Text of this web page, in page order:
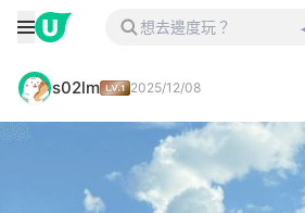
s02lm 2025/12/08